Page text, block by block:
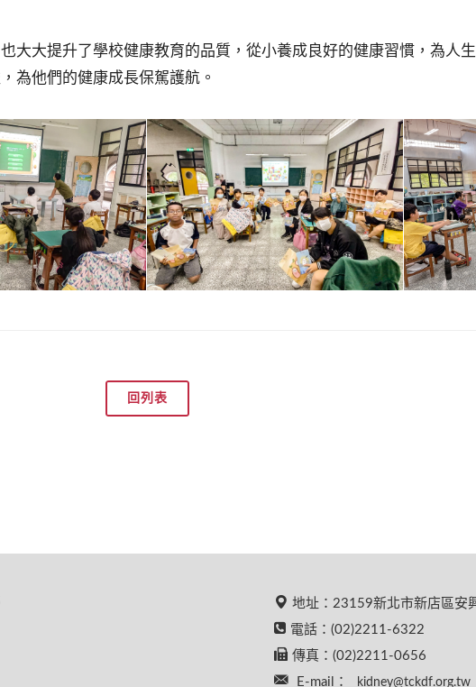
大大提升了學校健康教育的品質，從小養成良好的健康習慣，為人
為他們的健康成長保駕護航。
回列表
地址：23159新北市新店區安
電話：(02)2211-6322
傳真：(02)2211-0656
E-mail：
kidney@tckdf.org.tw